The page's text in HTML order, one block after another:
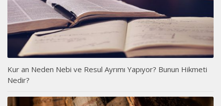
Kur an Neden Nebi ve Resul Ayrımı Yapıyor? Bunun Hikmeti
Nedir?